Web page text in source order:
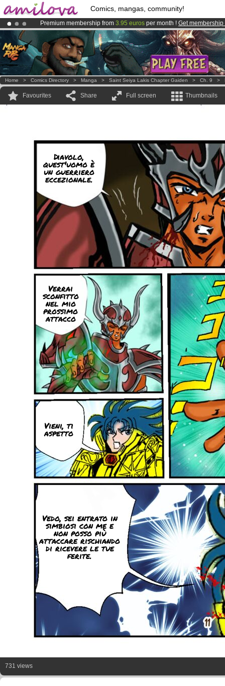
Comics, mangas, community!
Premium membership from 3.95 euros per month ! Get membership
Already 100000membersand 1000comics & mangas!.
AmilovaKickstarter is now LIVE!.
Home > Comics Directory > Manga > Saint Seiya Lakis Chapter Gaiden > Ch. 9 >
Favourites Share Full screen Thumbnails
Diavolo,
quest'uomo è
un guerriero
eccezionale.
Verrai
sconfitto
nel mio
prossimo
attacco
Vieni, ti
aspetto
Vedo, sei entrato in
simbiosi con me e
non posso più
attaccare rischiando
di ricevere le tue
ferite.
731 views